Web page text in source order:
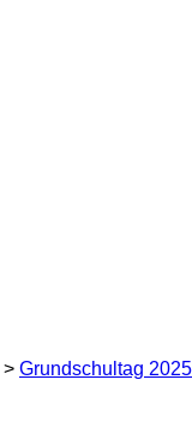
> Grundschultag 2025